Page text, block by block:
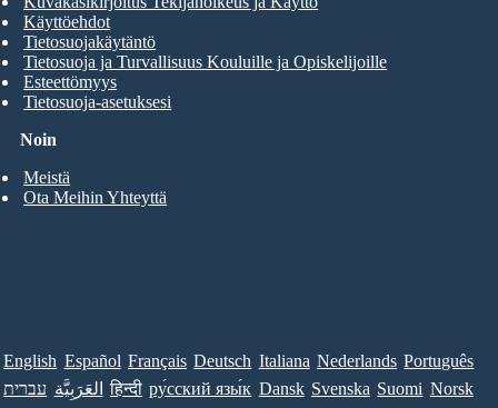
Noin
Meistä
Ota Meihin Yhteyttä
Käyttöehdot
Tietosuojakäytäntö
Tietosuoja ja Turvallisuus Kouluille ja Opiskelijoille
Esteettömyys
Tietosuoja-asetuksesi
English Español Français Deutsch Italiana Nederlands Português
עברית العَرَبِيَّة हिन्दी ру́сский язы́к Dansk Svenska Suomi Norsk